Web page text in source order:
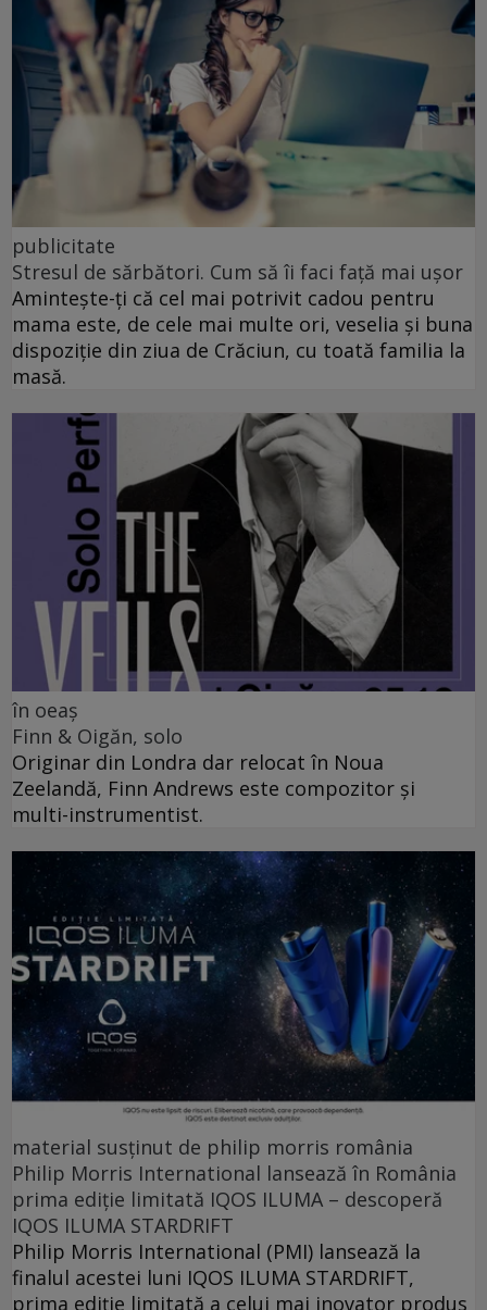
publicitate
Stresul de sărbători. Cum să îi faci față mai ușor
Amintește-ți că cel mai potrivit cadou pentru
mama este, de cele mai multe ori, veselia și buna
dispoziție din ziua de Crăciun, cu toată familia la
masă.
în oeaș
Finn & Oigăn, solo
Originar din Londra dar relocat în Noua
Zeelandă, Finn Andrews este compozitor și
multi-instrumentist.
material susținut de philip morris românia
Philip Morris International lansează în România
prima ediție limitată IQOS ILUMA – descoperă
IQOS ILUMA STARDRIFT
Philip Morris International (PMI) lansează la
finalul acestei luni IQOS ILUMA STARDRIFT,
prima ediție limitată a celui mai inovator produs